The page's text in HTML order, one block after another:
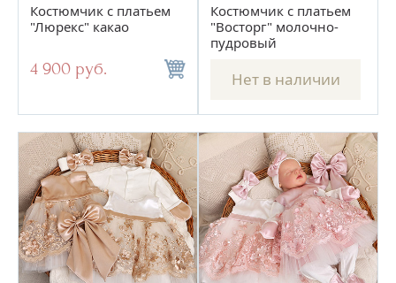
Костюмчик с платьем
"Люрекс" какао
4 900 руб.
Костюмчик с платьем
"Восторг" молочно-
пудровый
Нет в наличии